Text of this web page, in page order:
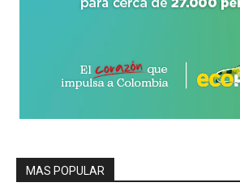
MAS POPULAR